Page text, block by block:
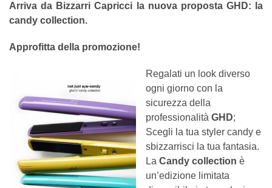
Arriva da Bizzarri Capricci la nuova proposta GHD:
la
candy collection.
Approfitta della promozione!
Regalati un look diverso
ogni giorno con la
sicurezza della
professionalità GHD;
Scegli la tua styler candy e
sbizzarrisci la tua fantasia.
La Candy collection è
un’edizione limitata